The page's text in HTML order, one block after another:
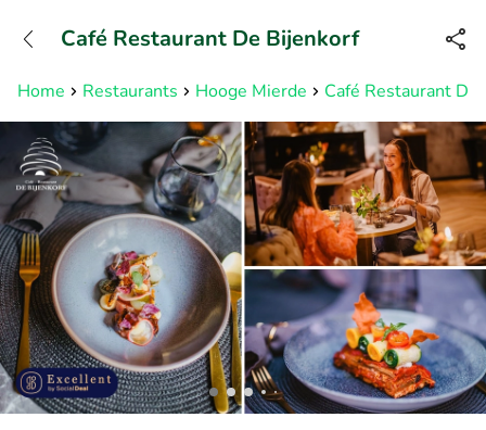
Bereikbaar tot 23:00 uur
Home Restaurants Hooge Mierde Café Restaurant De
Café Restaurant De Bijenkorf